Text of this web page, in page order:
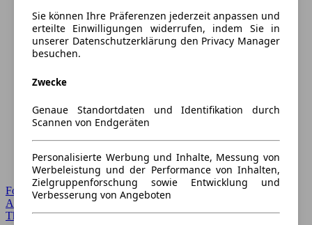
Forum Startseite
Alle Auto-Foren
Themen-Forum
Sie können Ihre Präferenzen jederzeit anpassen und
erteilte Einwilligungen widerrufen, indem Sie in
unserer Datenschutzerklärung den Privacy Manager
besuchen.
Zwecke
Genaue Standortdaten und Identifikation durch
Scannen von Endgeräten
Personalisierte Werbung und Inhalte, Messung von
Werbeleistung und der Performance von Inhalten,
Zielgruppenforschung sowie Entwicklung und
Verbesserung von Angeboten